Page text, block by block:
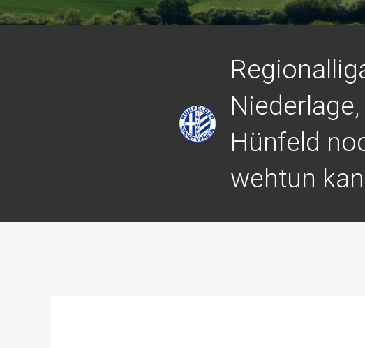
Hünfeld
wehtun